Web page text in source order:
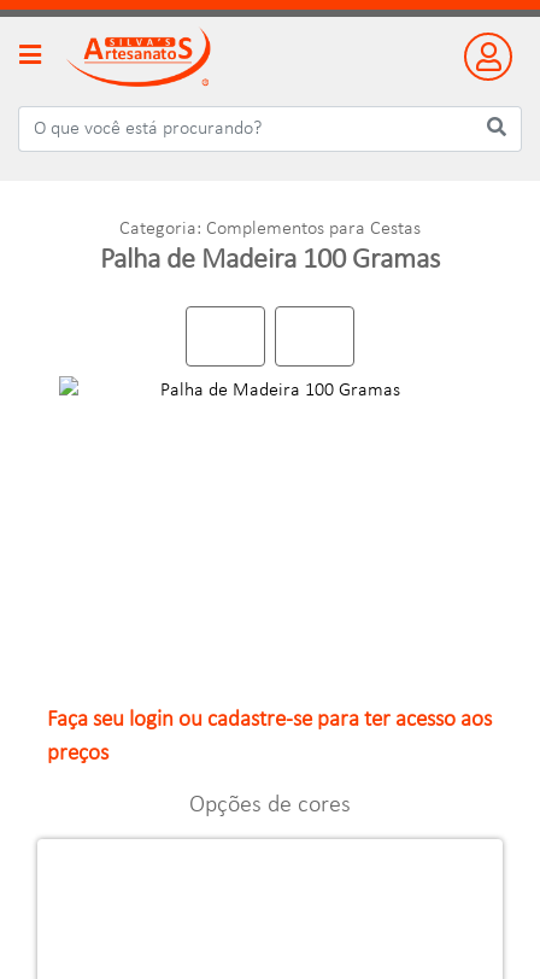
Categoria: Complementos para Cestas
Palha de Madeira 100 Gramas
Faça seu login ou cadastre-se para ter acesso aos
preços
Opções de cores